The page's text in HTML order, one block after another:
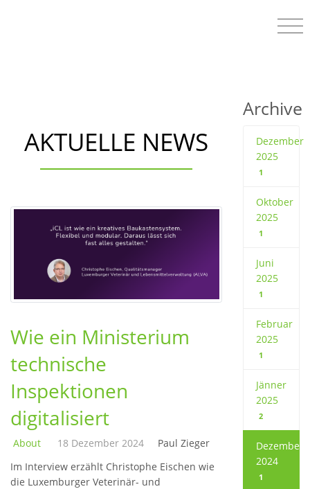
AKTUELLE NEWS
Wie ein Ministerium
technische
Inspektionen
digitalisiert
About 18 Dezember 2024
Paul Zieger
Im Interview erzählt Christophe Eischen wie
die Luxemburger Veterinär- und
Archive
Dezember
2025
1
Oktober
2025
1
Juni
2025
1
Februar
2025
1
Jänner
2025
2
Dezember
2024
1